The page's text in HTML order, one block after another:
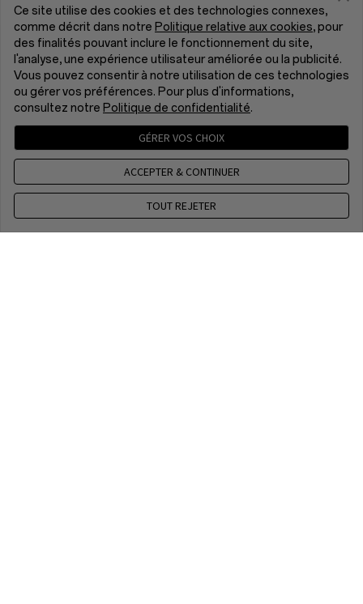
Ce site utilise des cookies et des technologies connexes,
comme décrit dans notre Politique relative aux cookies, pour
des finalités pouvant inclure le fonctionnement du site,
l'analyse, une expérience utilisateur améliorée ou la publicité.
Vous pouvez consentir à notre utilisation de ces technologies
ou gérer vos préférences. Pour plus d'informations,
consultez notre Politique de confidentialité.
GÉRER VOS CHOIX
ACCEPTER & CONTINUER
TOUT REJETER